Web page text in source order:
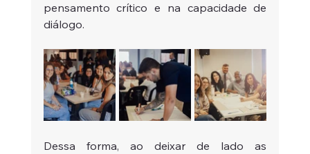
pensamento crítico e na capacidade de
diálogo.
Dessa forma, ao deixar de lado as